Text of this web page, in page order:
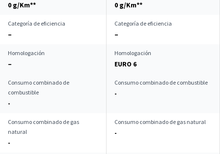
0 g/Km** 0 g/Km**
Categoría de eficiencia
–
Categoría de eficiencia
–
Homologación
–
Homologación
EURO 6
Consumo combinado de
combustible
-
Consumo combinado de combustible
-
Consumo combinado de gas
natural
-
Consumo combinado de gas natural
-